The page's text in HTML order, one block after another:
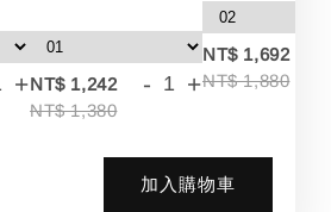
+NT$ 1,242
NT$ 1,380
- +
NT$ 1,692
NT$ 1,880
加入購物車